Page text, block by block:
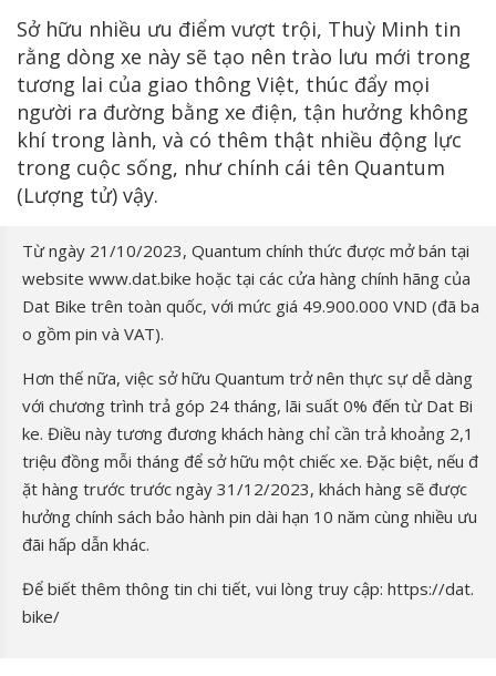
Sở hữu nhiều ưu điểm vượt trội, Thuỳ Minh tin
rằng dòng xe này sẽ tạo nên trào lưu mới trong
tương lai của giao thông Việt, thúc đẩy mọi
người ra đường bằng xe điện, tận hưởng không
khí trong lành, và có thêm thật nhiều động lực
trong cuộc sống, như chính cái tên Quantum
(Lượng tử) vậy.
Từ ngày 21/10/2023, Quantum chính thức được mở bán tại
website www.dat.bike hoặc tại các cửa hàng chính hãng của
Dat Bike trên toàn quốc, với mức giá 49.900.000 VND (đã ba
o gồm pin và VAT).
Hơn thế nữa, việc sở hữu Quantum trở nên thực sự dễ dàng
với chương trình trả góp 24 tháng, lãi suất 0% đến từ Dat Bi
ke. Điều này tương đương khách hàng chỉ cần trả khoảng 2,1
triệu đồng mỗi tháng để sở hữu một chiếc xe. Đặc biệt, nếu đ
ặt hàng trước trước ngày 31/12/2023, khách hàng sẽ được
hưởng chính sách bảo hành pin dài hạn 10 năm cùng nhiều ưu
đãi hấp dẫn khác.
Để biết thêm thông tin chi tiết, vui lòng truy cập: https://dat.
bike/